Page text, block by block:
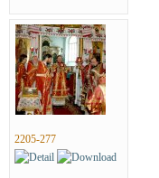
2205-277